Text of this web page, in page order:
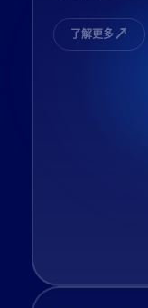
了解更多↗